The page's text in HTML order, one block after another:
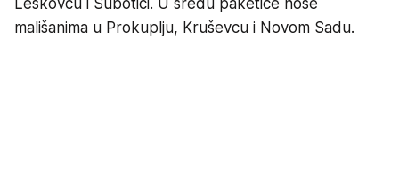
mališanima u Prokuplju, Kruševcu i Novom Sadu.